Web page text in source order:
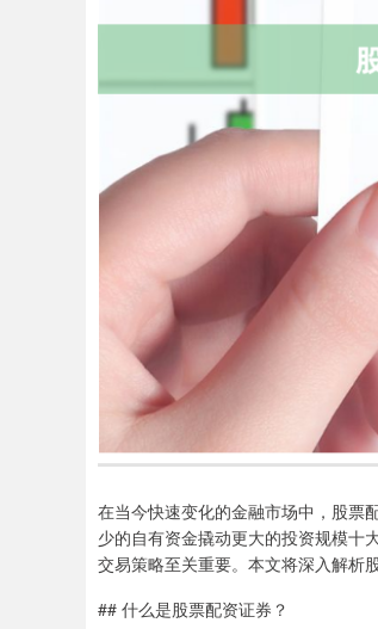
在当今快速变化的金融市场中，股票
少的自有资金撬动更大的投资规模十
交易策略至关重要。本文将深入解析
## 什么是股票配资证券？